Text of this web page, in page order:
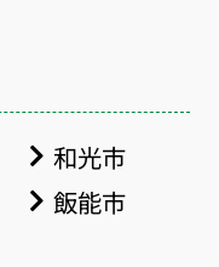
和光市
飯能市